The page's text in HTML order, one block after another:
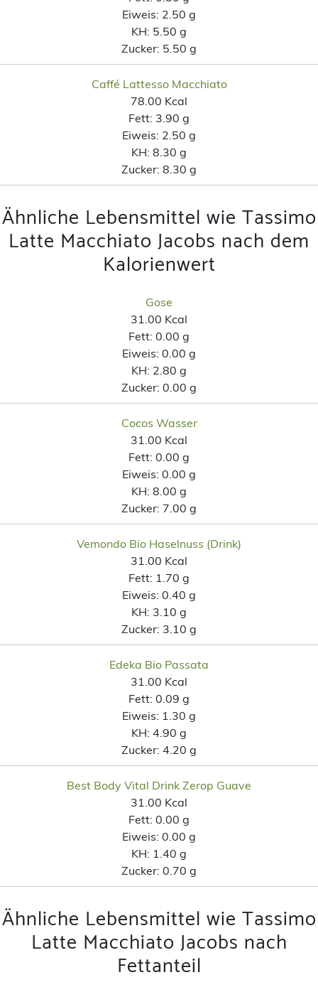
Eiweis: 2.50 g
KH: 5.50 g
Zucker: 5.50 g
Caffé Lattesso Macchiato
78.00 Kcal
Fett: 3.90 g
Eiweis: 2.50 g
KH: 8.30 g
Zucker: 8.30 g
Ähnliche Lebensmittel wie Tassimo
Latte Macchiato Jacobs nach dem
Kalorienwert
Gose
31.00 Kcal
Fett: 0.00 g
Eiweis: 0.00 g
KH: 2.80 g
Zucker: 0.00 g
Cocos Wasser
31.00 Kcal
Fett: 0.00 g
Eiweis: 0.00 g
KH: 8.00 g
Zucker: 7.00 g
Vemondo Bio Haselnuss (Drink)
31.00 Kcal
Fett: 1.70 g
Eiweis: 0.40 g
KH: 3.10 g
Zucker: 3.10 g
Edeka Bio Passata
31.00 Kcal
Fett: 0.09 g
Eiweis: 1.30 g
KH: 4.90 g
Zucker: 4.20 g
Best Body Vital Drink Zerop Guave
31.00 Kcal
Fett: 0.00 g
Eiweis: 0.00 g
KH: 1.40 g
Zucker: 0.70 g
Ähnliche Lebensmittel wie Tassimo
Latte Macchiato Jacobs nach
Fettanteil